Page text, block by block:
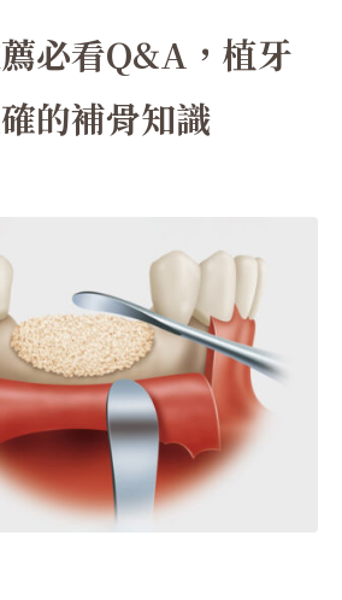
必看Q&A，植牙
的補骨知識